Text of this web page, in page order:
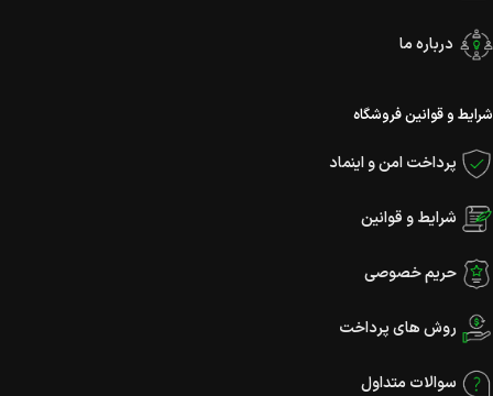
درباره ما
شرایط و قوانین فروشگاه
پرداخت امن و اینماد
شرایط و قوانین
حریم خصوصی
روش های پرداخت
سوالات متداول